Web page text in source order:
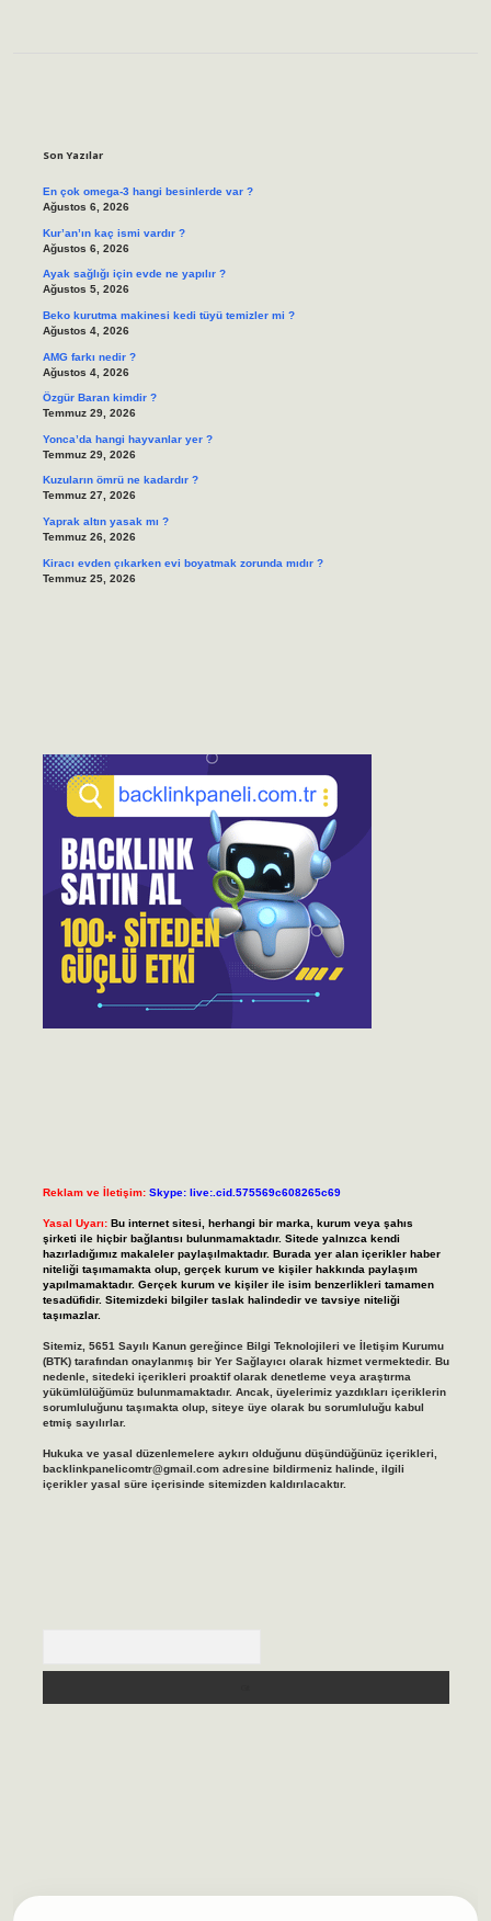
Son Yazılar
En çok omega-3 hangi besinlerde var ?
Ağustos 6, 2026
Kur’an’ın kaç ismi vardır ?
Ağustos 6, 2026
Ayak sağlığı için evde ne yapılır ?
Ağustos 5, 2026
Beko kurutma makinesi kedi tüyü temizler mi ?
Ağustos 4, 2026
AMG farkı nedir ?
Ağustos 4, 2026
Özgür Baran kimdir ?
Temmuz 29, 2026
Yonca’da hangi hayvanlar yer ?
Temmuz 29, 2026
Kuzuların ömrü ne kadardır ?
Temmuz 27, 2026
Yaprak altın yasak mı ?
Temmuz 26, 2026
Kiracı evden çıkarken evi boyatmak zorunda mıdır ?
Temmuz 25, 2026
Reklam ve İletişim: Skype: live:.cid.575569c608265c69
Yasal Uyarı: Bu internet sitesi, herhangi bir marka, kurum veya şahıs
şirketi ile hiçbir bağlantısı bulunmamaktadır. Sitede yalnızca kendi
hazırladığımız makaleler paylaşılmaktadır. Burada yer alan içerikler haber
niteliği taşımamakta olup, gerçek kurum ve kişiler hakkında paylaşım
yapılmamaktadır. Gerçek kurum ve kişiler ile isim benzerlikleri tamamen
tesadüfidir. Sitemizdeki bilgiler taslak halindedir ve tavsiye niteliği
taşımazlar.
Sitemiz, 5651 Sayılı Kanun gereğince Bilgi Teknolojileri ve İletişim Kurumu
(BTK) tarafından onaylanmış bir Yer Sağlayıcı olarak hizmet vermektedir. Bu
nedenle, sitedeki içerikleri proaktif olarak denetleme veya araştırma
yükümlülüğümüz bulunmamaktadır. Ancak, üyelerimiz yazdıkları içeriklerin
sorumluluğunu taşımakta olup, siteye üye olarak bu sorumluluğu kabul
etmiş sayılırlar.
Hukuka ve yasal düzenlemelere aykırı olduğunu düşündüğünüz içerikleri,
backlinkpanelicomtr@gmail.comadresine bildirmeniz halinde, ilgili
içerikler yasal süre içerisinde sitemizden kaldırılacaktır.